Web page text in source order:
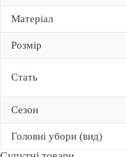
Матеріал
Розмір
Стать
Сезон
Головні убори (вид)